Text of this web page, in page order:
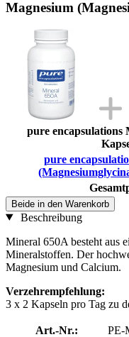
Magnesium
pure encapsulations
pure
Beide in den Warenkorb
Beschreibung
Mineral 650A besteht aus
Mineralstoffen. Der
Magnesium und Calcium.
Verzehrempfehlung:
3 x 2 Kapseln pro Tag zu
Art.-Nr.:
PE-